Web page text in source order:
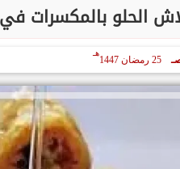
الحلو بالمكسرات
25 رمضان 1447
هـ